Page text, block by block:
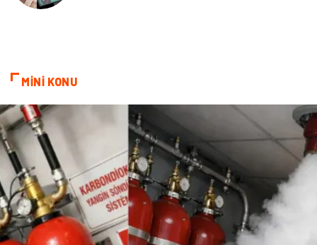
Mermer
MİNİ KONU